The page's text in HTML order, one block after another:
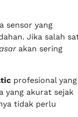
sensor yang
Jika salah
akan sering
profesional yang
yang akurat sejak
tidak perlu